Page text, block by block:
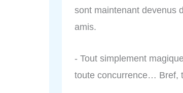
sont maintenant devenus
amis.
- Tout simplement
toute concurrence… Bref,